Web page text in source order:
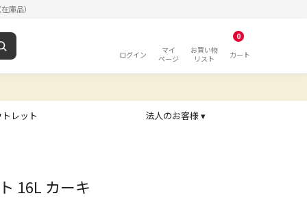
庫品）
ログイン
マイ
ページ
お買い物
リスト
0
カート
レット 法人のお客様 ▾
16L カーキ